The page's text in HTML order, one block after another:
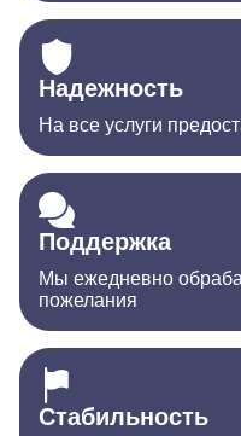
Надежность
На все услуги
Поддержка
Мы ежедневно
пожелания
Стабильность